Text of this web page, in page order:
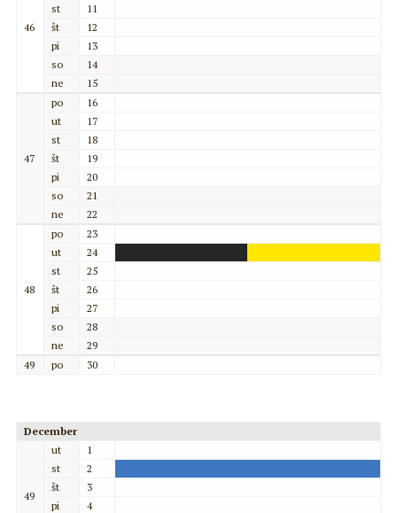
46
st
11
št
12
pi
13
so
14
ne
15
47
po
16
ut
17
st
18
št
19
pi
20
so
21
ne
22
48
po
23
ut
24
st
25
št
26
pi
27
so
28
ne
29
49
po 30
December
49
ut
1
st
2
št
3
pi
4